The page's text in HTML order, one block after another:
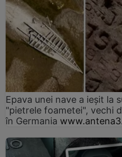
Epava unei nave a ieșit la
"pietrele foametei", vechi
în Germania